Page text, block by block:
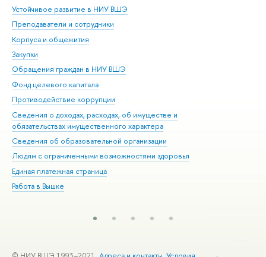
Устойчивое развитие в НИУ ВШЭ
Преподаватели и сотрудники
Корпуса и общежития
Закупки
Обращения граждан в НИУ ВШЭ
Фонд целевого капитала
Противодействие коррупции
Сведения о доходах, расходах, об имуществе и
обязательствах имущественного характера
Сведения об образовательной организации
Людям с ограниченными возможностями здоровья
Единая платежная страница
Работа в Вышке